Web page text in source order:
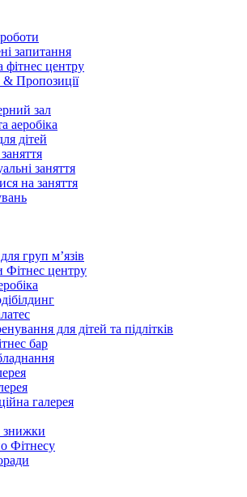
запитання
фітнес центру
& Пропозиції
зал
аеробіка
дітей
заняття
на заняття
груп м’язів
Фітнес центру
для дітей та підлітків
бар
галерея
знижки
Фітнесу